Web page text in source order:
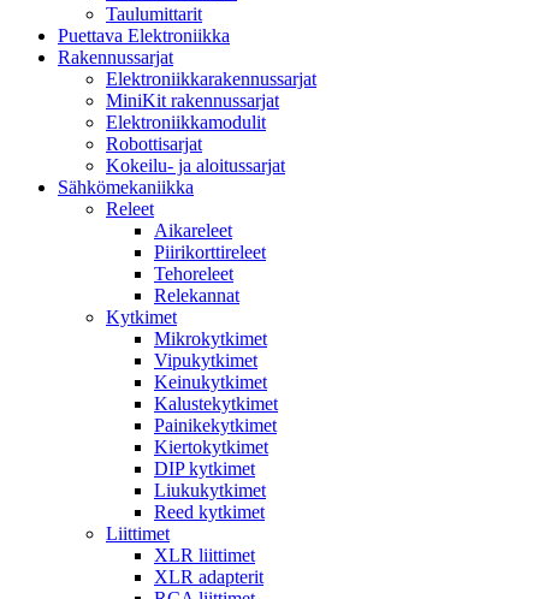
Taulumittarit
Puettava Elektroniikka
Rakennussarjat
Elektroniikkarakennussarjat
MiniKit rakennussarjat
Elektroniikkamodulit
Robottisarjat
Kokeilu- ja aloitussarjat
Sähkömekaniikka
Releet
Aikareleet
Piirikorttireleet
Tehoreleet
Relekannat
Kytkimet
Mikrokytkimet
Vipukytkimet
Keinukytkimet
Kalustekytkimet
Painikekytkimet
Kiertokytkimet
DIP kytkimet
Liukukytkimet
Reed kytkimet
Liittimet
XLR liittimet
XLR adapterit